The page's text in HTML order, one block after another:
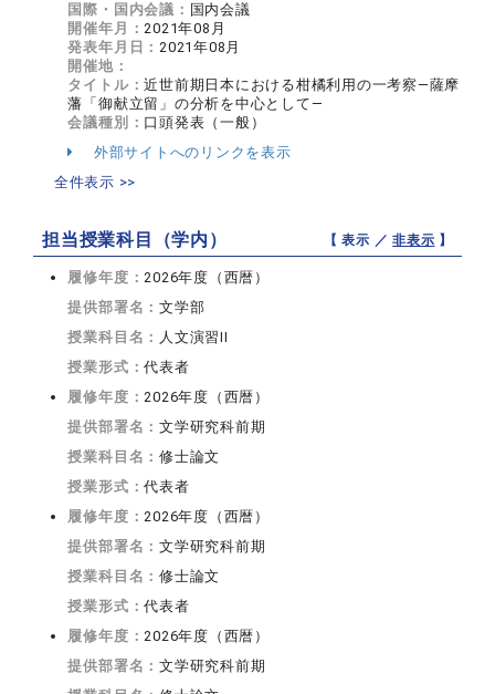
国際・国内会議： 国内会議
開催年月：2021年08月
発表年月日：2021年08月
開催地：
タイトル：近世前期日本における柑橘利用の一考察―薩摩
藩「御献立留」の分析を中心として―
会議種別： 口頭発表（一般）
外部サイトへのリンクを表示
全件表示 >>
担当授業科目（学内） 【 表示 ／非表示 】
履修年度：2026年度（西暦）
提供部署名：文学部
授業科目名： 人文演習II
授業形式：代表者
履修年度：2026年度（西暦）
提供部署名：文学研究科前期
授業科目名：修士論文
授業形式：代表者
履修年度：2026年度（西暦）
提供部署名：文学研究科前期
授業科目名：修士論文
授業形式：代表者
履修年度：2026年度（西暦）
提供部署名：文学研究科前期